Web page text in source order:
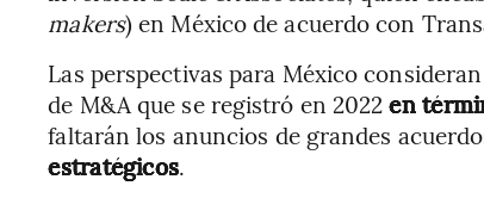
makers) en México de acuerdo con
Las perspectivas para México
de M&A que se registró en 2022en
faltarán los anuncios de grandes
estratégicos.